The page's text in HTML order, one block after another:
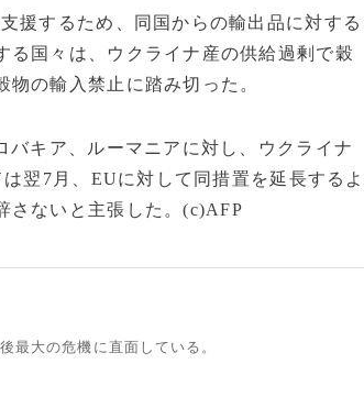
援するため、同国からの輸出品に対する
る国々は、ウクライナ産の供給過剰で穀
の輸入禁止に踏み切った。
キア、ルーマニアに対し、ウクライナ
翌7月、EUに対して同措置を延長するよ
さないと主張した。(c)AFP
最大の危機に直面している。